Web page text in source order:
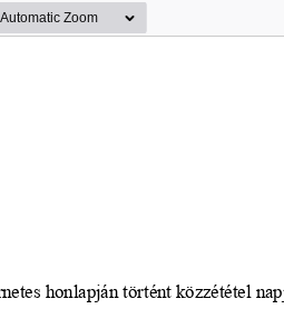
internetes honlapján történt közzététel